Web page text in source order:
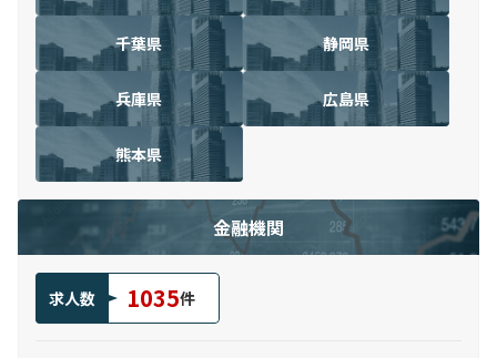
千葉県 静岡県
兵庫県 広島県
熊本県
金融機関
求人数 1035件